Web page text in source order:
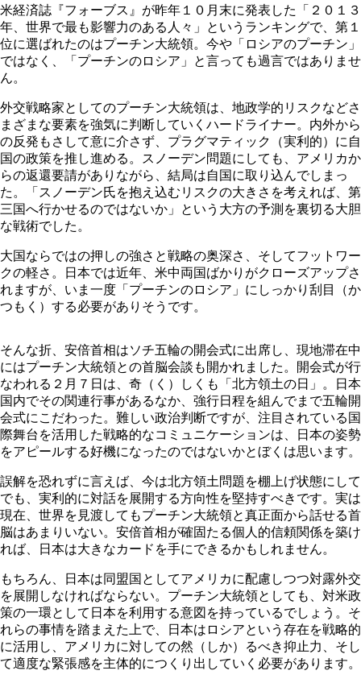
米経済誌『フォーブス』が昨年１０月末に発表した「２０１３
年、世界で最も影響力のある人々」というランキングで、第１
位に選ばれたのはプーチン大統領。今や「ロシアのプーチン」
ではなく、「プーチンのロシア」と言っても過言ではありませ
ん。
外交戦略家としてのプーチン大統領は、地政学的リスクなどさ
まざまな要素を強気に判断していくハードライナー。内外から
の反発もさして意に介さず、プラグマティック（実利的）に自
国の政策を推し進める。スノーデン問題にしても、アメリカか
らの返還要請がありながら、結局は自国に取り込んでしまっ
た。「スノーデン氏を抱え込むリスクの大きさを考えれば、第
三国へ行かせるのではないか」という大方の予測を裏切る大胆
な戦術でした。
大国ならではの押しの強さと戦略の奥深さ、そしてフットワー
クの軽さ。日本では近年、米中両国ばかりがクローズアップさ
れますが、いま一度「プーチンのロシア」にしっかり刮目（か
つもく）する必要がありそうです。
そんな折、安倍首相はソチ五輪の開会式に出席し、現地滞在中
にはプーチン大統領との首脳会談も開かれました。開会式が行
なわれる２月７日は、奇（く）しくも「北方領土の日」。日本
国内でその関連行事があるなか、強行日程を組んでまで五輪開
会式にこだわった。難しい政治判断ですが、注目されている国
際舞台を活用した戦略的なコミュニケーションは、日本の姿勢
をアピールする好機になったのではないかとぼくは思います。
誤解を恐れずに言えば、今は北方領土問題を棚上げ状態にして
でも、実利的に対話を展開する方向性を堅持すべきです。実は
現在、世界を見渡してもプーチン大統領と真正面から話せる首
脳はあまりいない。安倍首相が確固たる個人的信頼関係を築け
れば、日本は大きなカードを手にできるかもしれません。
もちろん、日本は同盟国としてアメリカに配慮しつつ対露外交
を展開しなければならない。プーチン大統領としても、対米政
策の一環として日本を利用する意図を持っているでしょう。そ
れらの事情を踏まえた上で、日本はロシアという存在を戦略的
に活用し、アメリカに対しての然（しか）るべき抑止力、そし
て適度な緊張感を主体的につくり出していく必要があります。